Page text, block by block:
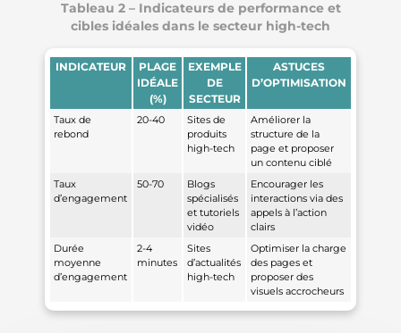
Tableau 2 – Indicateurs de performance et
cibles idéales dans le secteur high-tech
INDICATEUR
PLAGE
IDÉALE
(%)
EXEMPLE
DE
SECTEUR
ASTUCES
D’OPTIMISATION
Taux de
rebond
20-40
Sites de
produits
high-tech
Améliorer la
structure de la
page et proposer
un contenu ciblé
Taux
d’engagement
50-70
Blogs
spécialisés
et tutoriels
vidéo
Encourager les
interactions via des
appels à l’action
clairs
Durée
moyenne
d’engagement
2-4
minutes
Sites
d’actualités
high-tech
Optimiser la charge
des pages et
proposer des
visuels accrocheurs